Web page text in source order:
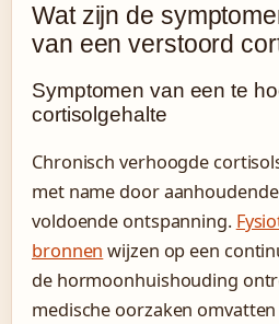
Wat zijn de
van een verstoord
Symptomen van een te
cortisolgehalte
Chronisch verhoogde
met name door
voldoende ontspanning.
bronnen wijzen op een
de hormoonhuishouding
medische oorzaken